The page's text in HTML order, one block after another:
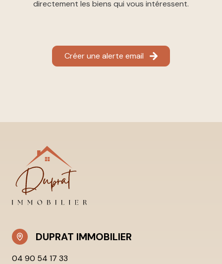
directement les biens qui vous intéressent.
Créer une alerte email
DUPRAT IMMOBILIER
04 90 54 17 33